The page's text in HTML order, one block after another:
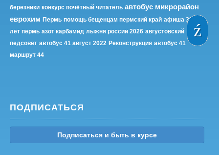
березники конкурс почётный читатель автобус микрорайон
еврохим Пермь помощь бещенцам пермский край афиша 300
лет пермь азот карбамид лыжня россии 2026 августовский
педсовет автобус 41 август 2022 Реконструкция автобус 41
маршрут 44
ПОДПИСАТЬСЯ
Подписаться и быть в курсе